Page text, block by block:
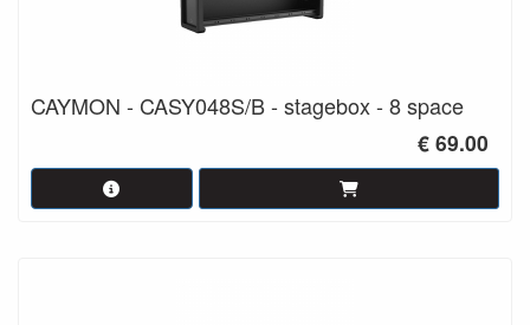
CAYMON - CASY048S/B - stagebox - 8 space
€ 69.00